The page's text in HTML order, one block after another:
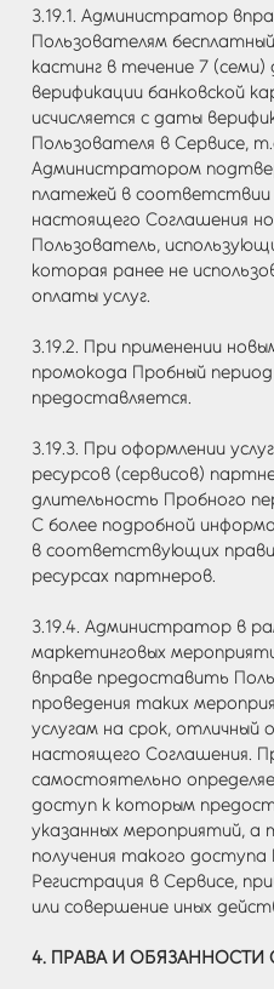
3.19.1. Администратор
Пользователям
кастинг в течение 7
верификации банковской
исчисляется с даты
Пользователя в Сервисе,
Администратором
платежей в соответствии
настоящего Соглашения
Пользователь,
которая ранее не
оплаты услуг.
3.19.2. При применении
промокода Пробный период
предоставляется.
3.19.3. При оформлении
ресурсов (сервисов)
длительность Пробного
С более подробной
в соответствующих
ресурсах партнеров.
3.19.4. Администратор в
маркетинговых
вправе предоставить
проведения таких
услугам на срок, отличный
настоящего Соглашения.
самостоятельно
доступ к которым
указанных мероприятий, а
получения такого
Регистрация в Сервисе,
или совершение иных
4. ПРАВА И ОБЯЗАННОСТИ